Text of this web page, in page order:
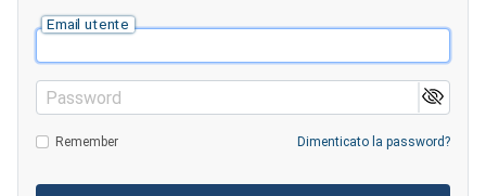
Email utente
Password
Remember Dimenticato la password?